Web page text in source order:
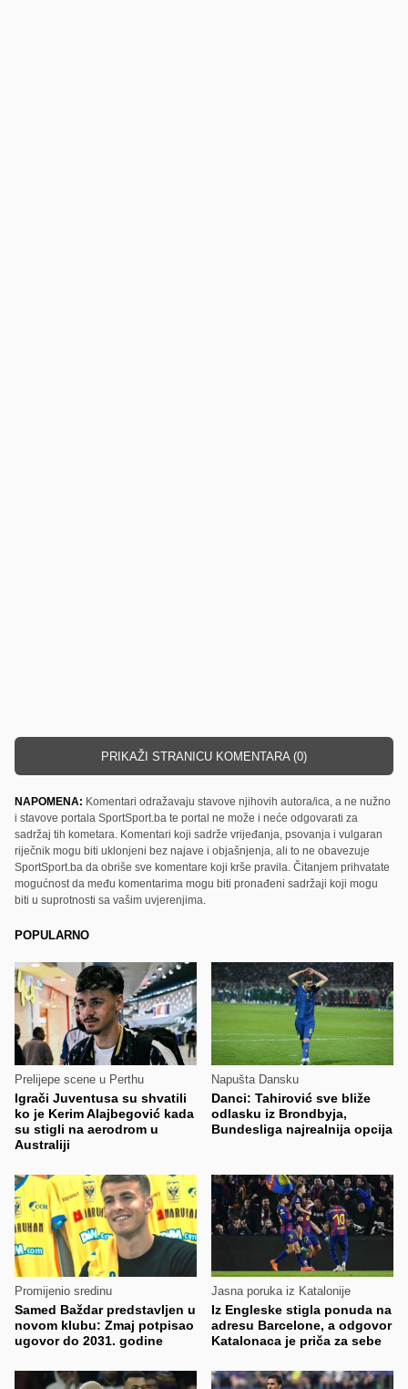
PRIKAŽI STRANICU KOMENTARA (0)
NAPOMENA: Komentari odražavaju stavove njihovih autora/ica, a ne nužno
i stavove portala SportSport.ba te portal ne može i neće odgovarati za
sadržaj tih kometara. Komentari koji sadrže vrijeđanja, psovanja i vulgaran
riječnik mogu biti uklonjeni bez najave i objašnjenja, ali to ne obavezuje
SportSport.ba da obriše sve komentare koji krše pravila. Čitanjem prihvatate
mogućnost da među komentarima mogu biti pronađeni sadržaji koji mogu
biti u suprotnosti sa vašim uvjerenjima.
POPULARNO
Prelijepe scene u Perthu
Igrači Juventusa su shvatili
ko je Kerim Alajbegović kada
su stigli na aerodrom u
Australiji
Napušta Dansku
Danci: Tahirović sve bliže
odlasku iz Brondbyja,
Bundesliga najrealnija opcija
Promijenio sredinu
Samed Baždar predstavljen u
novom klubu: Zmaj potpisao
ugovor do 2031. godine
Jasna poruka iz Katalonije
Iz Engleske stigla ponuda na
adresu Barcelone, a odgovor
Katalonaca je priča za sebe